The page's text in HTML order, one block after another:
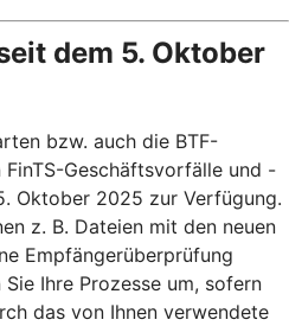
dem 5. Oktober
bzw. auch die BTF-
Geschäftsvorfälle und -
Oktober 2025 zur Verfügung.
z. B. Dateien mit den neuen
Empfängerüberprüfung
Ihre Prozesse um, sofern
das von Ihnen verwendete